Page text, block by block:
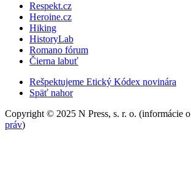
Respekt.cz
Heroine.cz
Hiking
HistoryLab
Romano fórum
Čierna labuť
Rešpektujeme Etický Kódex novinára
Späť nahor
Copyright © 2025 N Press, s. r. o. (informácie o
práv)